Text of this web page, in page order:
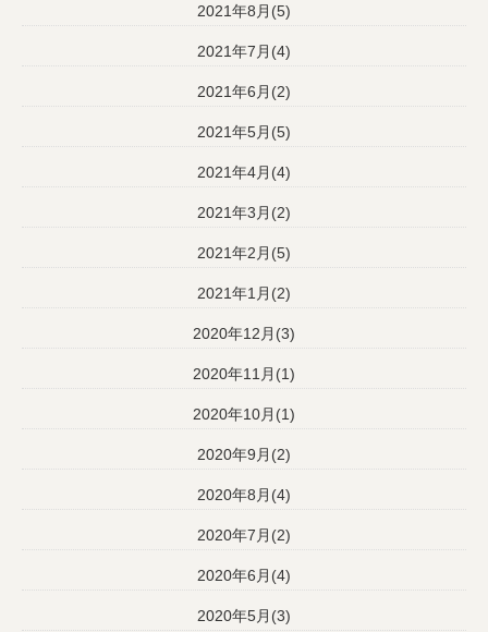
2021年8月(5)
2021年7月(4)
2021年6月(2)
2021年5月(5)
2021年4月(4)
2021年3月(2)
2021年2月(5)
2021年1月(2)
2020年12月(3)
2020年11月(1)
2020年10月(1)
2020年9月(2)
2020年8月(4)
2020年7月(2)
2020年6月(4)
2020年5月(3)